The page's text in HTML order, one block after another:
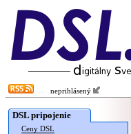
neprihlásený
DSL pripojenie
Ceny DSL